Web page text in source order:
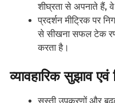
शीघ्रता से अपनाते हैं,
प्रदर्शन मीट्रिक पर
से सीखना सफल टेक
करता है।
व्यावहारिक सुझाव एवं